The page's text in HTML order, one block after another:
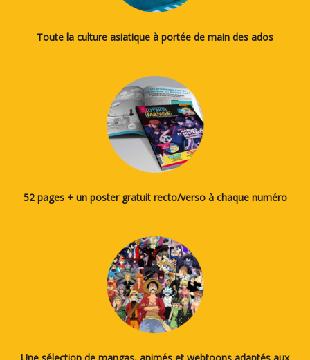
Toute la culture asiatique à portée de main des ados
52 pages + un poster gratuit recto/verso à chaque numéro